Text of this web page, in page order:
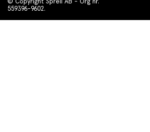
© Copyright Sprell AB - Org nr.
559396-9602.